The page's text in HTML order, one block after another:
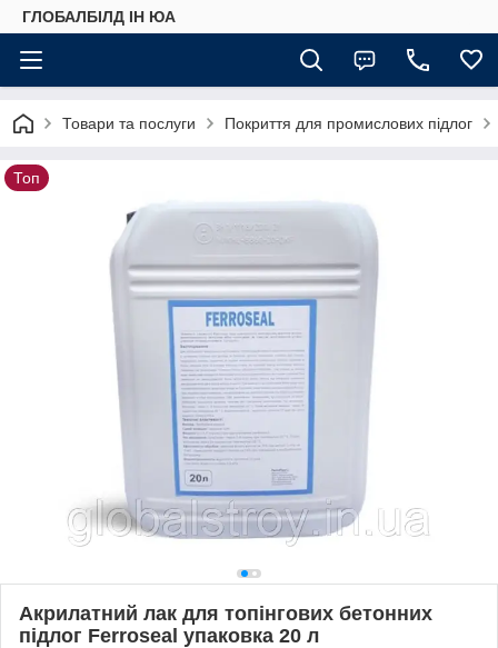
ГЛОБАЛБІЛД ІН ЮА
Товари та послуги Покриття для промислових підлог
Топ
Акрилатний лак для топінгових бетонних
підлог Ferroseal упаковка 20 л